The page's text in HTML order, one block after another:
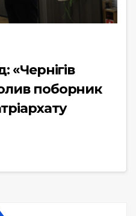
«Чернігів
поборник